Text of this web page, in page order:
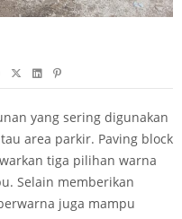
yang sering digunakan
area parkir. Paving block
tiga pilihan warna
Selain memberikan
juga mampu